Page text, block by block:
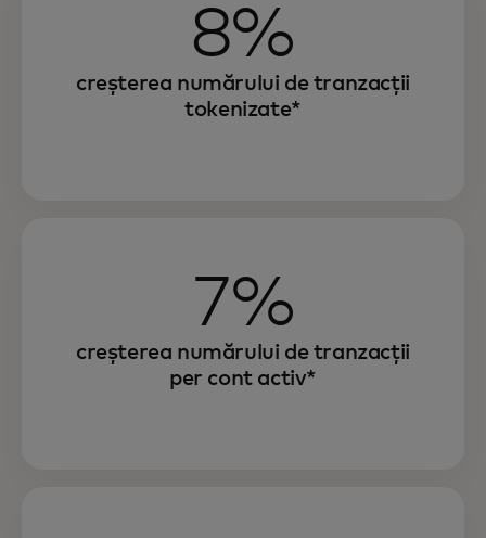
8%
creșterea numărului de tranzacții
tokenizate*
7%
creșterea numărului de tranzacții
per cont activ*